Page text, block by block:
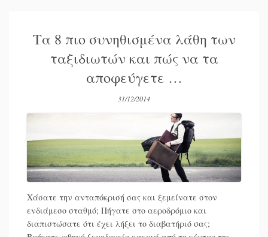
Τα 8 πιο συνηθισμένα λάθη των
ταξιδιωτών και πώς να τα
αποφεύγετε …
31/12/2014
Χάσατε την ανταπόκρισή σας και ξεμείνατε στον
ενδιάμεσο σταθμό; Πήγατε στο αεροδρόμιο και
διαπιστώσατε ότι έχει λήξει το διαβατήριό σας;